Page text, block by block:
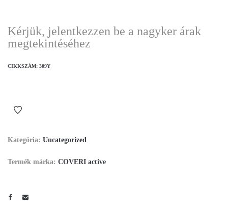
Kérjük, jelentkezzen be a nagyker árak
megtekintéséhez
CIKKSZÁM: 309Y
Kategória: Uncategorized
Termék márka: COVERI active